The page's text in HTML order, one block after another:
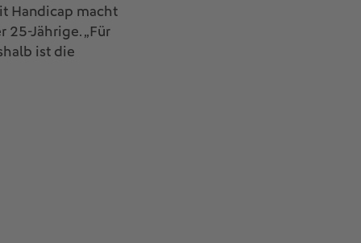
Handicap macht
25-Jährige. „Für
ist die